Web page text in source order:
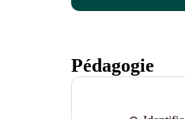
Pédagogie